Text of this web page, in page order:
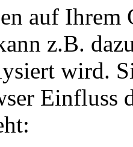
auf Ihrem
z.B.
wird.
Einfluss